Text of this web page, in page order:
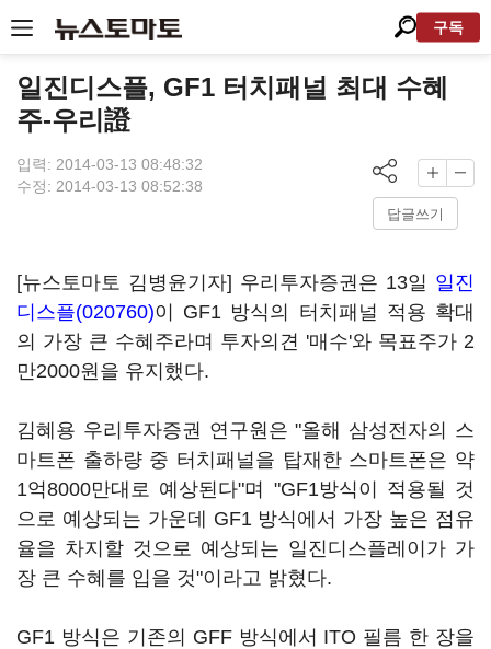
구독
일진디스플, GF1 터치패널 최대 수혜
주-우리證
입력: 2014-03-13 08:48:32
수정: 2014-03-13 08:52:38
답글쓰기
[뉴스토마토 김병윤기자] 우리투자증권은 13일 일진
디스플(020760)이 GF1 방식의 터치패널 적용 확대
의 가장 큰 수혜주라며 투자의견 '매수'와 목표주가 2
만2000원을 유지했다.
김혜용 우리투자증권 연구원은 "올해 삼성전자의 스
마트폰 출하량 중 터치패널을 탑재한 스마트폰은 약
1억8000만대로 예상된다"며 "GF1방식이 적용될 것
으로 예상되는 가운데 GF1 방식에서 가장 높은 점유
율을 차지할 것으로 예상되는 일진디스플레이가 가
장 큰 수혜를 입을 것"이라고 밝혔다.
GF1 방식은 기존의 GFF 방식에서 ITO 필름 한 장을